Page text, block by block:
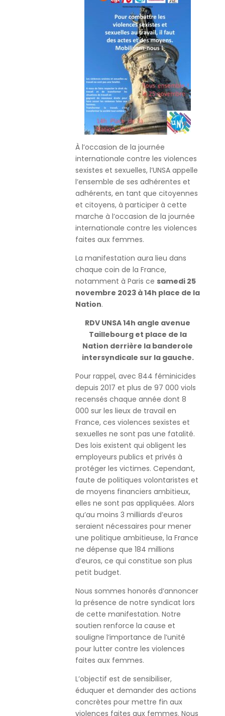
À l’occasion de la journée
internationale contre les violences
sexistes et sexuelles, l’UNSA appelle
l’ensemble de ses adhérentes et
adhérents, en tant que citoyennes
et citoyens, à participer à cette
marche à l’occasion de la journée
internationale contre les violences
faites aux femmes.
La manifestation aura lieu dans
chaque coin de la France,
notamment à Paris ce samedi 25
novembre 2023 à 14h place de la
Nation.
RDV UNSA 14h angle avenue
Taillebourg et place de la
Nation derrière la banderole
intersyndicale sur la gauche.
Pour rappel, avec 844 féminicides
depuis 2017 et plus de 97 000 viols
recensés chaque année dont 8
000 sur les lieux de travail en
France, ces violences sexistes et
sexuelles ne sont pas une fatalité.
Des lois existent qui obligent les
employeurs publics et privés à
protéger les victimes. Cependant,
faute de politiques volontaristes et
de moyens financiers ambitieux,
elles ne sont pas appliquées. Alors
qu’au moins 3 milliards d’euros
seraient nécessaires pour mener
une politique ambitieuse, la France
ne dépense que 184 millions
d’euros, ce qui constitue son plus
petit budget.
Nous sommes honorés d’annoncer
la présence de notre syndicat lors
de cette manifestation. Notre
soutien renforce la cause et
souligne l’importance de l’unité
pour lutter contre les violences
faites aux femmes.
L’objectif est de sensibiliser,
éduquer et demander des actions
concrètes pour mettre fin aux
violences faites aux femmes. Nous